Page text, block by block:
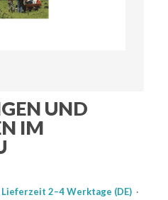
UND
IM
Lieferzeit 2–4 Werktage (DE) ·